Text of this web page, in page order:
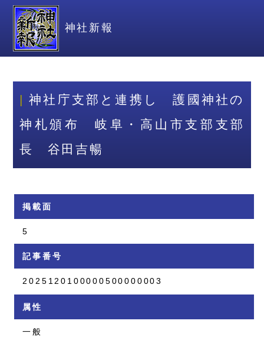
神社新報
神社庁支部と連携し 護國神社の
神札頒布 岐阜・高山市支部支部
長 谷田吉暢
掲載面
5
記事番号
2025120100000500000003
属性
一般